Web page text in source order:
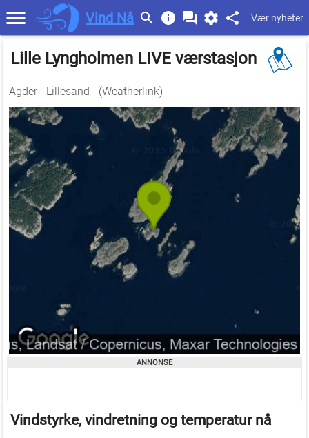
Vind Nå Vær nyheter
Lille Lyngholmen LIVE værstasjon
Agder - Lillesand - (Weatherlink)
Vindstyrke, vindretning og temperatur nå